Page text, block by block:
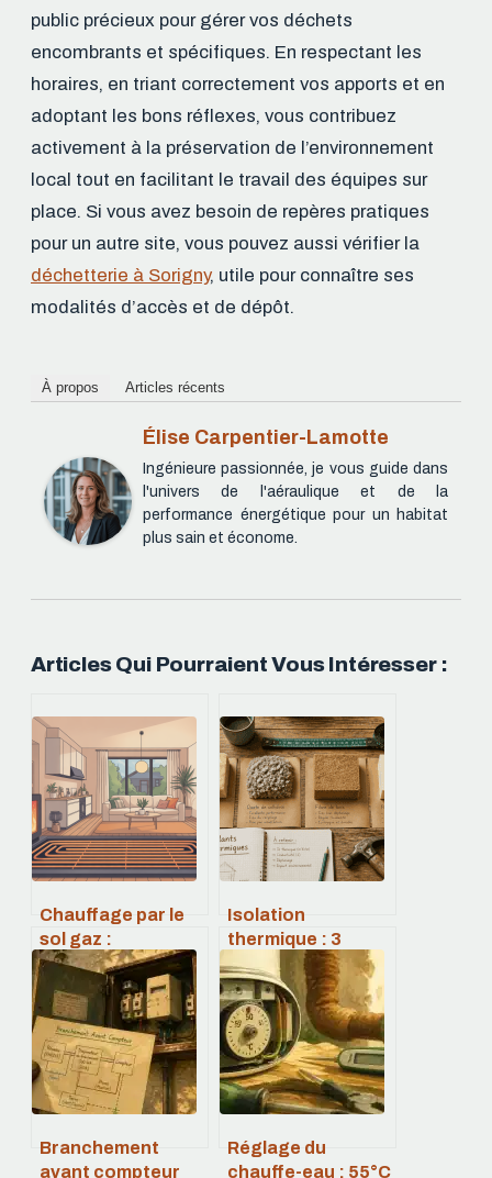
public précieux pour gérer vos déchets
encombrants et spécifiques. En respectant les
horaires, en triant correctement vos apports et en
adoptant les bons réflexes, vous contribuez
activement à la préservation de l’environnement
local tout en facilitant le travail des équipes sur
place. Si vous avez besoin de repères pratiques
pour un autre site, vous pouvez aussi vérifier la
déchetterie à Sorigny, utile pour connaître ses
modalités d’accès et de dépôt.
À propos Articles récents
Élise Carpentier-Lamotte
Ingénieure passionnée, je vous guide dans
l'univers de l'aéraulique et de la
performance énergétique pour un habitat
plus sain et économe.
Articles Qui Pourraient Vous Intéresser :
Chauffage par le
sol gaz :
fonctionnement,
coûts et limites à
connaître
Isolation
thermique : 3
critères
techniques pour
choisir le bon
matériau et éviter
la surchauffe
Branchement
avant compteur
Réglage du
chauffe-eau : 55°C